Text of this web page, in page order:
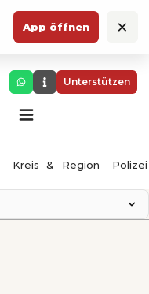
App öffnen ×
Unterstützen
Kreis & Region Polizei